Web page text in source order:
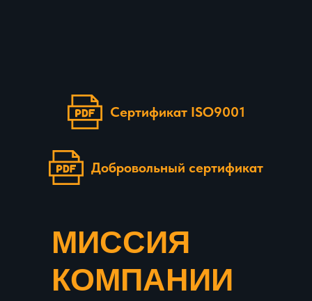
Сертификат ISO9001
Добровольный сертификат
МИССИЯ
КОМПАНИИ